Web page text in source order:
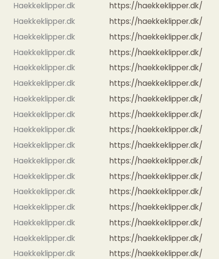
Haekkeklipper.dk
https://haekkeklipper.dk/
Haekkeklipper.dk
https://haekkeklipper.dk/
Haekkeklipper.dk
https://haekkeklipper.dk/
Haekkeklipper.dk
https://haekkeklipper.dk/
Haekkeklipper.dk
https://haekkeklipper.dk/
Haekkeklipper.dk
https://haekkeklipper.dk/
Haekkeklipper.dk
https://haekkeklipper.dk/
Haekkeklipper.dk
https://haekkeklipper.dk/
Haekkeklipper.dk
https://haekkeklipper.dk/
Haekkeklipper.dk
https://haekkeklipper.dk/
Haekkeklipper.dk
https://haekkeklipper.dk/
Haekkeklipper.dk
https://haekkeklipper.dk/
Haekkeklipper.dk
https://haekkeklipper.dk/
Haekkeklipper.dk
https://haekkeklipper.dk/
Haekkeklipper.dk
https://haekkeklipper.dk/
Haekkeklipper.dk
https://haekkeklipper.dk/
Haekkeklipper.dk
https://haekkeklipper.dk/